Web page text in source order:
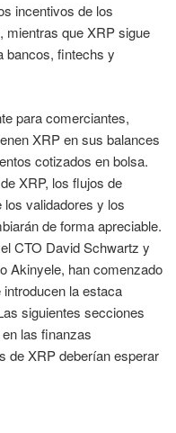
incentivos de los
mientras que XRP sigue
bancos, fintechs y
para comerciantes,
XRP en sus balances
cotizados en bolsa.
XRP, los flujos de
validadores y los
de forma apreciable.
CTO David Schwartz y
Akinyele, han comenzado
la estaca
siguientes secciones
las finanzas
de XRP deberían esperar